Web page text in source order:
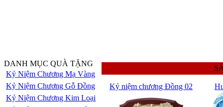
DANH MỤC QUÀ TẶNG
Kỷ Niệm Chương Mạ Vàng
Kỷ Niệm Chương Gỗ Đồng
Kỷ Niệm Chương Kim Loại
Kỷ niệm chương Đồng 02